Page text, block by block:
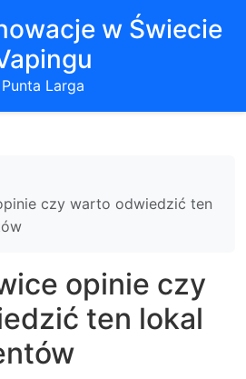
w Świecie
Punta Larga
czy warto odwiedzić ten
opinie czy
ten lokal